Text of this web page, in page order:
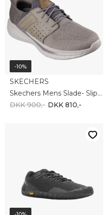
-10%
MERRELL
Merrell Men's Vapor Glove 6 J067663
DKK 900,- DKK 810,-
CLARKS
DKK 1.000,- DKK 900,-